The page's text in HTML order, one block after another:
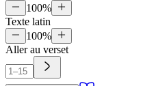
100%
Texte latin
100%
Aller au verset